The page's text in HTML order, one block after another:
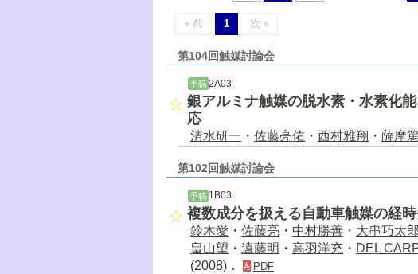
« 前 1 次 »
第104回触媒討論会
予稿 2A03
銀アルミナ触媒の脱水素・水素化
応
清水研一 ・ 佐藤亮佑 ・ 西村雅翔 ・ 薩摩篤
第102回触媒討論会
予稿 1B03
複数成分を扱える自動車触媒の経
鈴木愛 ・ 佐藤亮 ・ 中村勝善 ・ 大串巧太郎
畠山望 ・ 遠藤明 ・ 高羽洋充 ・ DEL
(2008)．
PDF